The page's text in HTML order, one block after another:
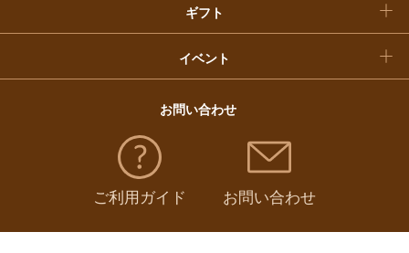
ギフト
イベント
お問い合わせ
ご利用ガイド お問い合わせ